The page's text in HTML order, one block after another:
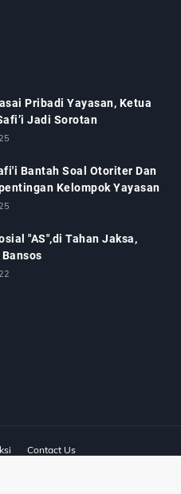
Pribadi Yayasan, Ketua
Jadi Sorotan
Bantah Soal Otoriter Dan
Kelompok Yayasan
"AS",di Tahan Jaksa,
Contact Us